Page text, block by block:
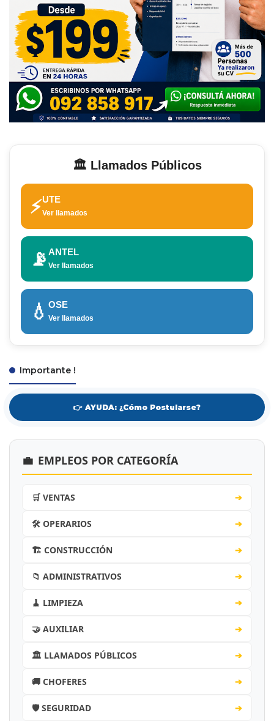
🏛️ Llamados Públicos
⚡UTE
Ver llamados
📡 ANTEL
Ver llamados
💧 OSE
Ver llamados
Importante !
👉 AYUDA: ¿Cómo Postularse?
💼 EMPLEOS POR CATEGORÍA
🛒 VENTAS ➔
🛠️ OPERARIOS ➔
🏗️ CONSTRUCCIÓN ➔
📁 ADMINISTRATIVOS ➔
🧹 LIMPIEZA ➔
🤝 AUXILIAR ➔
🏛️ LLAMADOS PÚBLICOS ➔
🚚 CHOFERES ➔
🛡️ SEGURIDAD ➔